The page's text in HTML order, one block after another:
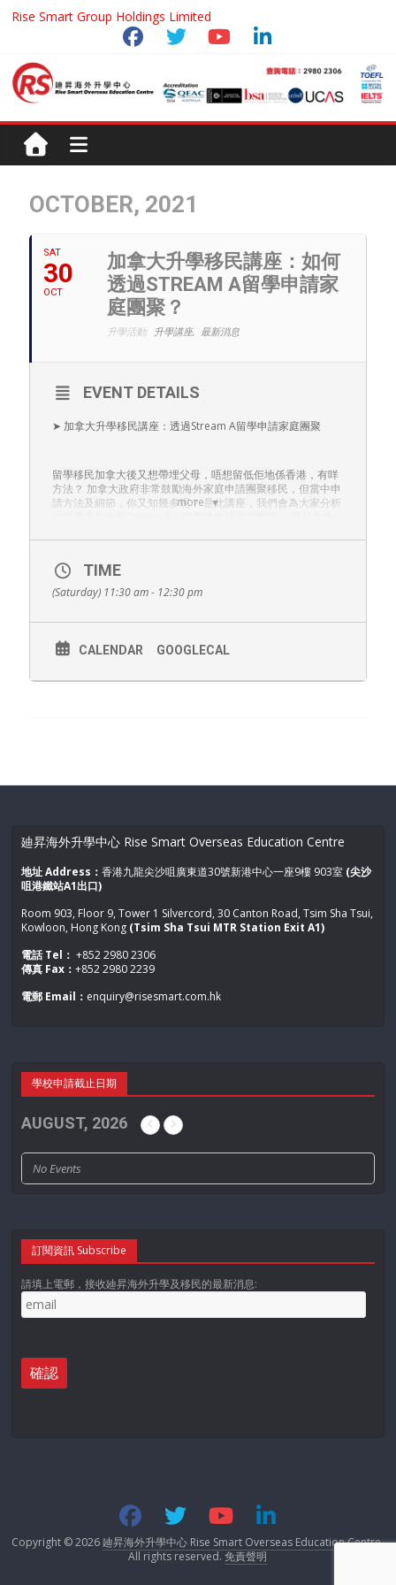
Rise Smart Group Holdings Limited
OCTOBER, 2021
SAT
30
OCT
加拿大升學移民講座：如何
透過STREAM A留學申請家
庭團聚？
升學活動: 升學講座, 最新消息
more
EVENT DETAILS
➤ 加拿大升學移民講座：透過Stream A留學申請家庭團聚
留學移民加拿大後又想帶埋父母，唔想留低佢地係香港，有咩
方法？ 加拿大政府非常鼓勵海外家庭申請團聚移民，但當中申
請方法及細節，你又知幾多呢？ 是此講座，我們會為大家分析
及加拿大升學簽證專家講解。一個講座，解答你們所有疑問。
座位有限，立即搶先登記！
時間：上午11:30-12:30
港鐵站A1出口)
家 Ms Venus Ng
請填寫以下表格登記:
Fields marked with an*are required
講座登記表格
稱呼*
名字
聯絡電話
電郵*
申請者年齡
現時申請加拿大留學及簽證狀況*
TIME
(Saturday) 11:30 am - 12:30 pm
CALENDAR GOOGLECAL
廸昇海外升學中心 Rise Smart Overseas Education Centre
地址 Address：香港九龍尖沙咀廣東道30號新港中心一座9樓 903室 (尖沙
咀港鐵站A1出口)
Room 903, Floor 9, Tower 1 Silvercord, 30 Canton Road, Tsim Sha Tsui,
Kowloon, Hong Kong (Tsim Sha Tsui MTR Station Exit A1)
電話 Tel： +852 2980 2306
傳真 Fax：+852 2980 2239
電郵 Email： enquiry@risesmart.com.hk
學校申請截止日期
AUGUST, 2026
No Events
訂閱資訊 Subscribe
請填上電郵，接收廸昇海外升學及移民的最新消息:
Copyright © 2026廸昇海外升學中心 Rise Smart Overseas Education Centre.
All rights reserved.免責聲明